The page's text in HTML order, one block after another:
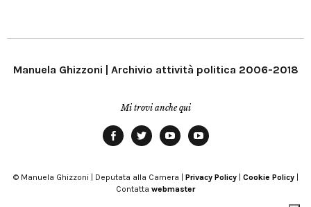
Manuela Ghizzoni | Archivio attività politica 2006-2018
Mi trovi anche qui
Modena
© Manuela Ghizzoni | Deputata alla Camera | Privacy Policy| Cookie Policy|
Contatta webmaster